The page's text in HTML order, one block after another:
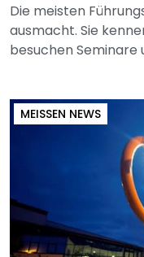
Die meisten
ausmacht. Sie
besuchen Seminare
MEISSEN NEWS